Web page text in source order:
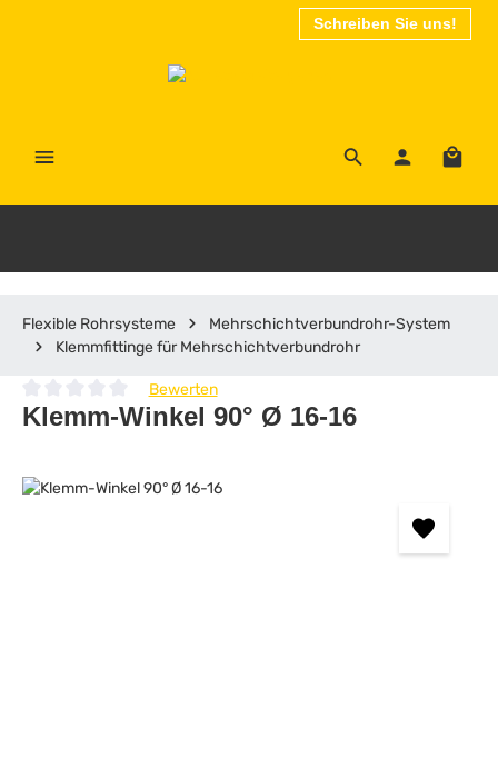
Schreiben Sie uns!
Flexible Rohrsysteme
Mehrschichtverbundrohr-System
Klemmfittinge für Mehrschichtverbundrohr
Durchschnittliche Bewertung von 0 von 5 Sternen
Bewerten
Klemm-Winkel 90° Ø 16-16
Bildergalerie überspringen